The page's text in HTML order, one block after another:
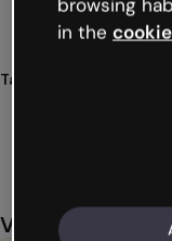
Tags
Vous aimerez
browsing
in the